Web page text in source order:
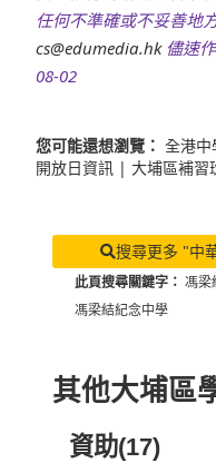
任何不準確或不妥善地
cs@edumedia.hk儘速
08-02
您可能還想瀏覽： 全港中
開放日資訊 | 大埔區補習
搜尋更多 "中
此頁搜尋關鍵字： 馮梁
馮梁結紀念中學
其他大埔區
資助(17)